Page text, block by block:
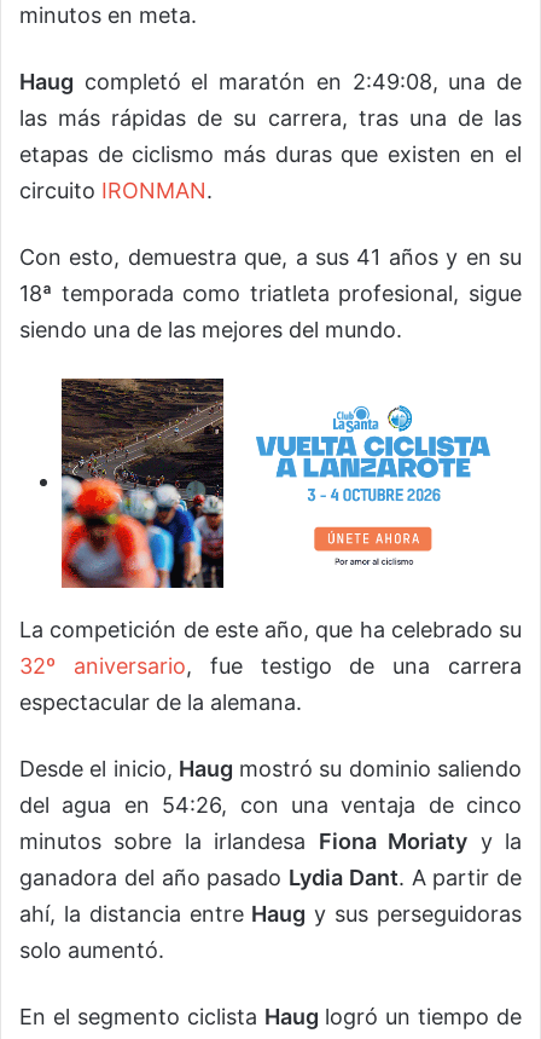
minutos en meta.
Haug completó el maratón en 2:49:08, una de
las más rápidas de su carrera, tras una de las
etapas de ciclismo más duras que existen en el
circuito IRONMAN.
Con esto, demuestra que, a sus 41 años y en su
18ª temporada como triatleta profesional, sigue
siendo una de las mejores del mundo.
La competición de este año, que ha celebrado su
32º aniversario, fue testigo de una carrera
espectacular de la alemana.
Desde el inicio, Haug mostró su dominio saliendo
del agua en 54:26, con una ventaja de cinco
minutos sobre la irlandesa Fiona Moriaty y la
ganadora del año pasado Lydia Dant. A partir de
ahí, la distancia entre Haug y sus perseguidoras
solo aumentó.
En el segmento ciclista Haug logró un tiempo de